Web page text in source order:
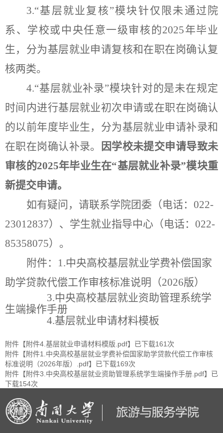
3.“基层就业复核”模块针仅限未通过院
系、学校或中央任意一级审核的2025年毕业
生， 分为基层就业申请复核和在职在岗确认复
核两类。
4.“基层就业补录”模块针对的是未在规定
时间内进行基层就业初次申请或在职在岗确认
的以前年度毕业生， 分为基层就业申请补录和
在职在岗确认补录。
因学校未提交申请导致未
审核的2025年毕业生在“基层就业补录”模块重
新提交申请。
如有疑问，请联系学院团委（电话：022-
23012837）、学生就业指导中心（电话： 022-
85358075）。
附件： 1.中央高校基层就业学费补偿国家
助学贷款代偿工作审核标准说明（2026版）
3.中央高校基层就业资助管理系统学
生端操作手册
4.基层就业申请材料模板
附件【附件4.基层就业申请材料模版.pdf】已下载161 次
附件【附件1.中央高校基层就业学费补偿国家助学贷款代偿工作审核
标准说明（2026年版）.pdf】已下载169次
附件【附件3.中央高校基层就业资助管理系统学生端操作手册.pdf】已
下载154次